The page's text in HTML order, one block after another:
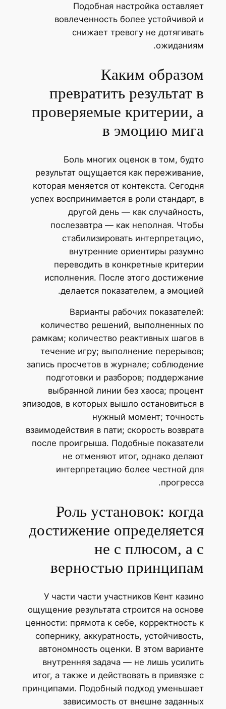
Подобная настройка оставляет
вовлеченность более устойчивой и
снижает тревогу не дотягивать
ожиданиям.
Каким образом
превратить результат в
проверяемые критерии, а
в эмоцию мига
Боль многих оценок в том, будто
результат ощущается как переживание,
которая меняется от контекста. Сегодня
успех воспринимается в роли стандарт, в
другой день — как случайность,
послезавтра — как неполная. Чтобы
стабилизировать интерпретацию,
внутренние ориентиры разумно
переводить в конкретные критерии
исполнения. После этого достижение
делается показателем, а эмоцией.
Варианты рабочих показателей:
количество решений, выполненных по
рамкам; количество реактивных шагов в
течение игру; выполнение перерывов;
запись просчетов в журнале; соблюдение
подготовки и разборов; поддержание
выбранной линии без хаоса; процент
эпизодов, в которых вышло остановиться в
нужный момент; точность
взаимодействия в пати; скорость возврата
после проигрыша. Подобные показатели
не отменяют итог, однако делают
интерпретацию более честной для
прогресса.
Роль установок: когда
достижение определяется
не с плюсом, а с
верностью принципам
У части части участников Кент казино
ощущение результата строится на основе
ценности: прямота к себе, корректность к
сопернику, аккуратность, устойчивость,
автономность оценки. В этом варианте
внутренняя задача — не лишь усилить
итог, а также и действовать в привязке с
принципами. Подобный подход уменьшает
зависимость от внешне заданных